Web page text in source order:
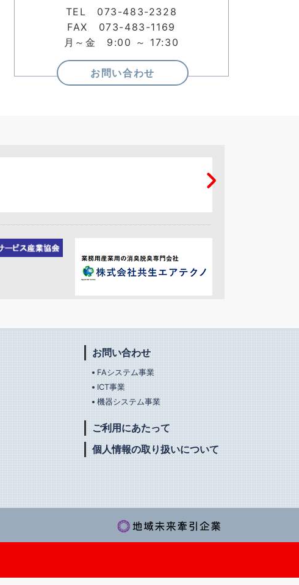
TEL 073-483-2328
FAX 073-483-1169
月～金 9:00 ～ 17:30
お問い合わせ
お問い合わせ
FAシステム事業
ICT事業
機器システム事業
ご利用にあたって
個人情報の取り扱いについて